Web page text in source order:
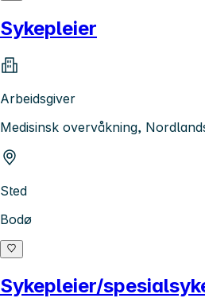
Sykepleier
Arbeidsgiver
Medisinsk overvåkning,
Sted
Bodø
Sykepleier/